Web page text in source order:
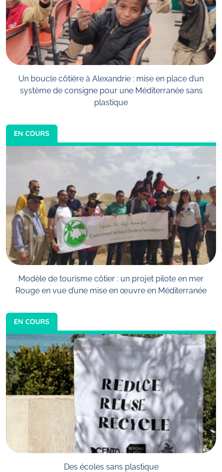
Un boucle côtière à Alexandrie : mise en place d’un
système de consigne pour une Méditerranée sans
plastique
EN COURS
Modèle de tourisme côtier : un projet pilote en mer
Rouge en vue d’une mise en œuvre en Méditerranée
EN COURS
Des écoles sans plastique